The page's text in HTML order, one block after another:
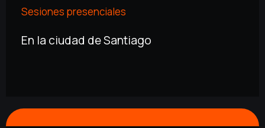
Sesiones presenciales
En la ciudad de Santiago